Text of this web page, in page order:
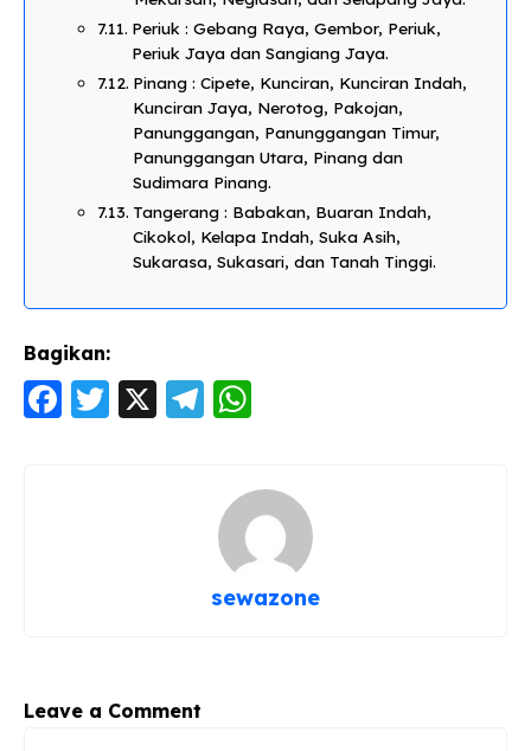
Periuk : Gebang Raya, Gembor, Periuk,
Periuk Jaya dan Sangiang Jaya.
Pinang : Cipete, Kunciran, Kunciran Indah,
Kunciran Jaya, Nerotog, Pakojan,
Panunggangan, Panunggangan Timur,
Panunggangan Utara, Pinang dan
Sudimara Pinang.
Tangerang : Babakan, Buaran Indah,
Cikokol, Kelapa Indah, Suka Asih,
Sukarasa, Sukasari, dan Tanah Tinggi.
Bagikan:
F
T
X
T
g
ra
m
ts
A
p
sewazone
Leave a Comment